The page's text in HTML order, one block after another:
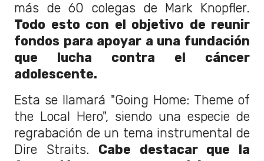
más de 60 colegas de Mark Knopfler.
Todo esto con el objetivo de reunir
fondos para apoyar a una fundación
que lucha contra el cáncer
adolescente.
Esta se llamará "Going Home: Theme of
the Local Hero", siendo una especie de
regrabación de un tema instrumental de
Dire Straits. Cabe destacar que la